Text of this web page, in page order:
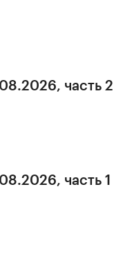
часть 2
часть 1